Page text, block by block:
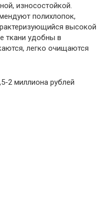
износостойкой.
полихлопок,
высокой
ткани удобны в
легко очищаются
2 миллиона рублей